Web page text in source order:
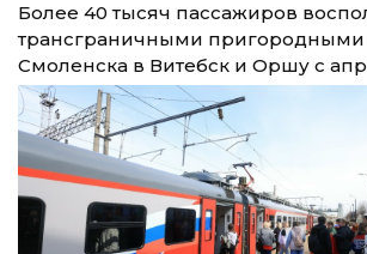
Более 40 тысяч пассажиров
трансграничными пригородными
Смоленска в Витебск и Оршу с